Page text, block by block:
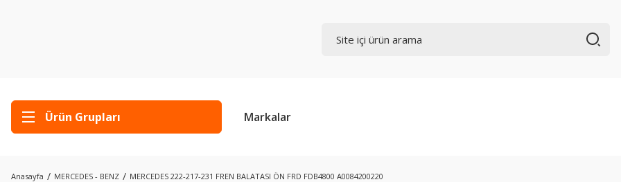
Ürün Grupları Markalar
Anasayfa MERCEDES - BENZ MERCEDES 222-217-231 FREN BALATASI ÖN FRD FDB4800 A0084200220